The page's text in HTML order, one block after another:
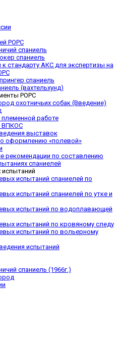
РОРС
спаниель
спаниель
стандарту АКС для экспертизы на
спаниель
(вахтельхунд)
РОРС
охотничьих собак (Введение)
работе
ВПКОС
выставок
оформлению «полевой»
рекомендации по составлению
спаниелей
испытаний спаниелей по
испытаний спаниелей по утке и
испытаний по водоплавающей
испытаний по кровяному следу
испытаний по вольерному
испытаний
спаниель (1966г.)